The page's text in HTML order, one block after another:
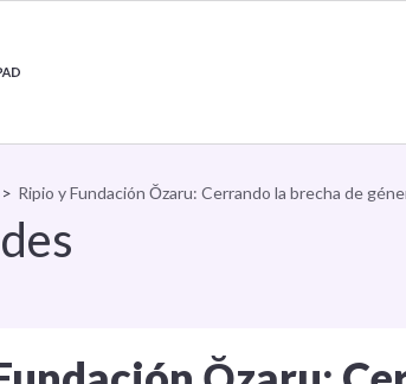
> Ripio y Fundación Ŏzaru: Cerrando la brecha de